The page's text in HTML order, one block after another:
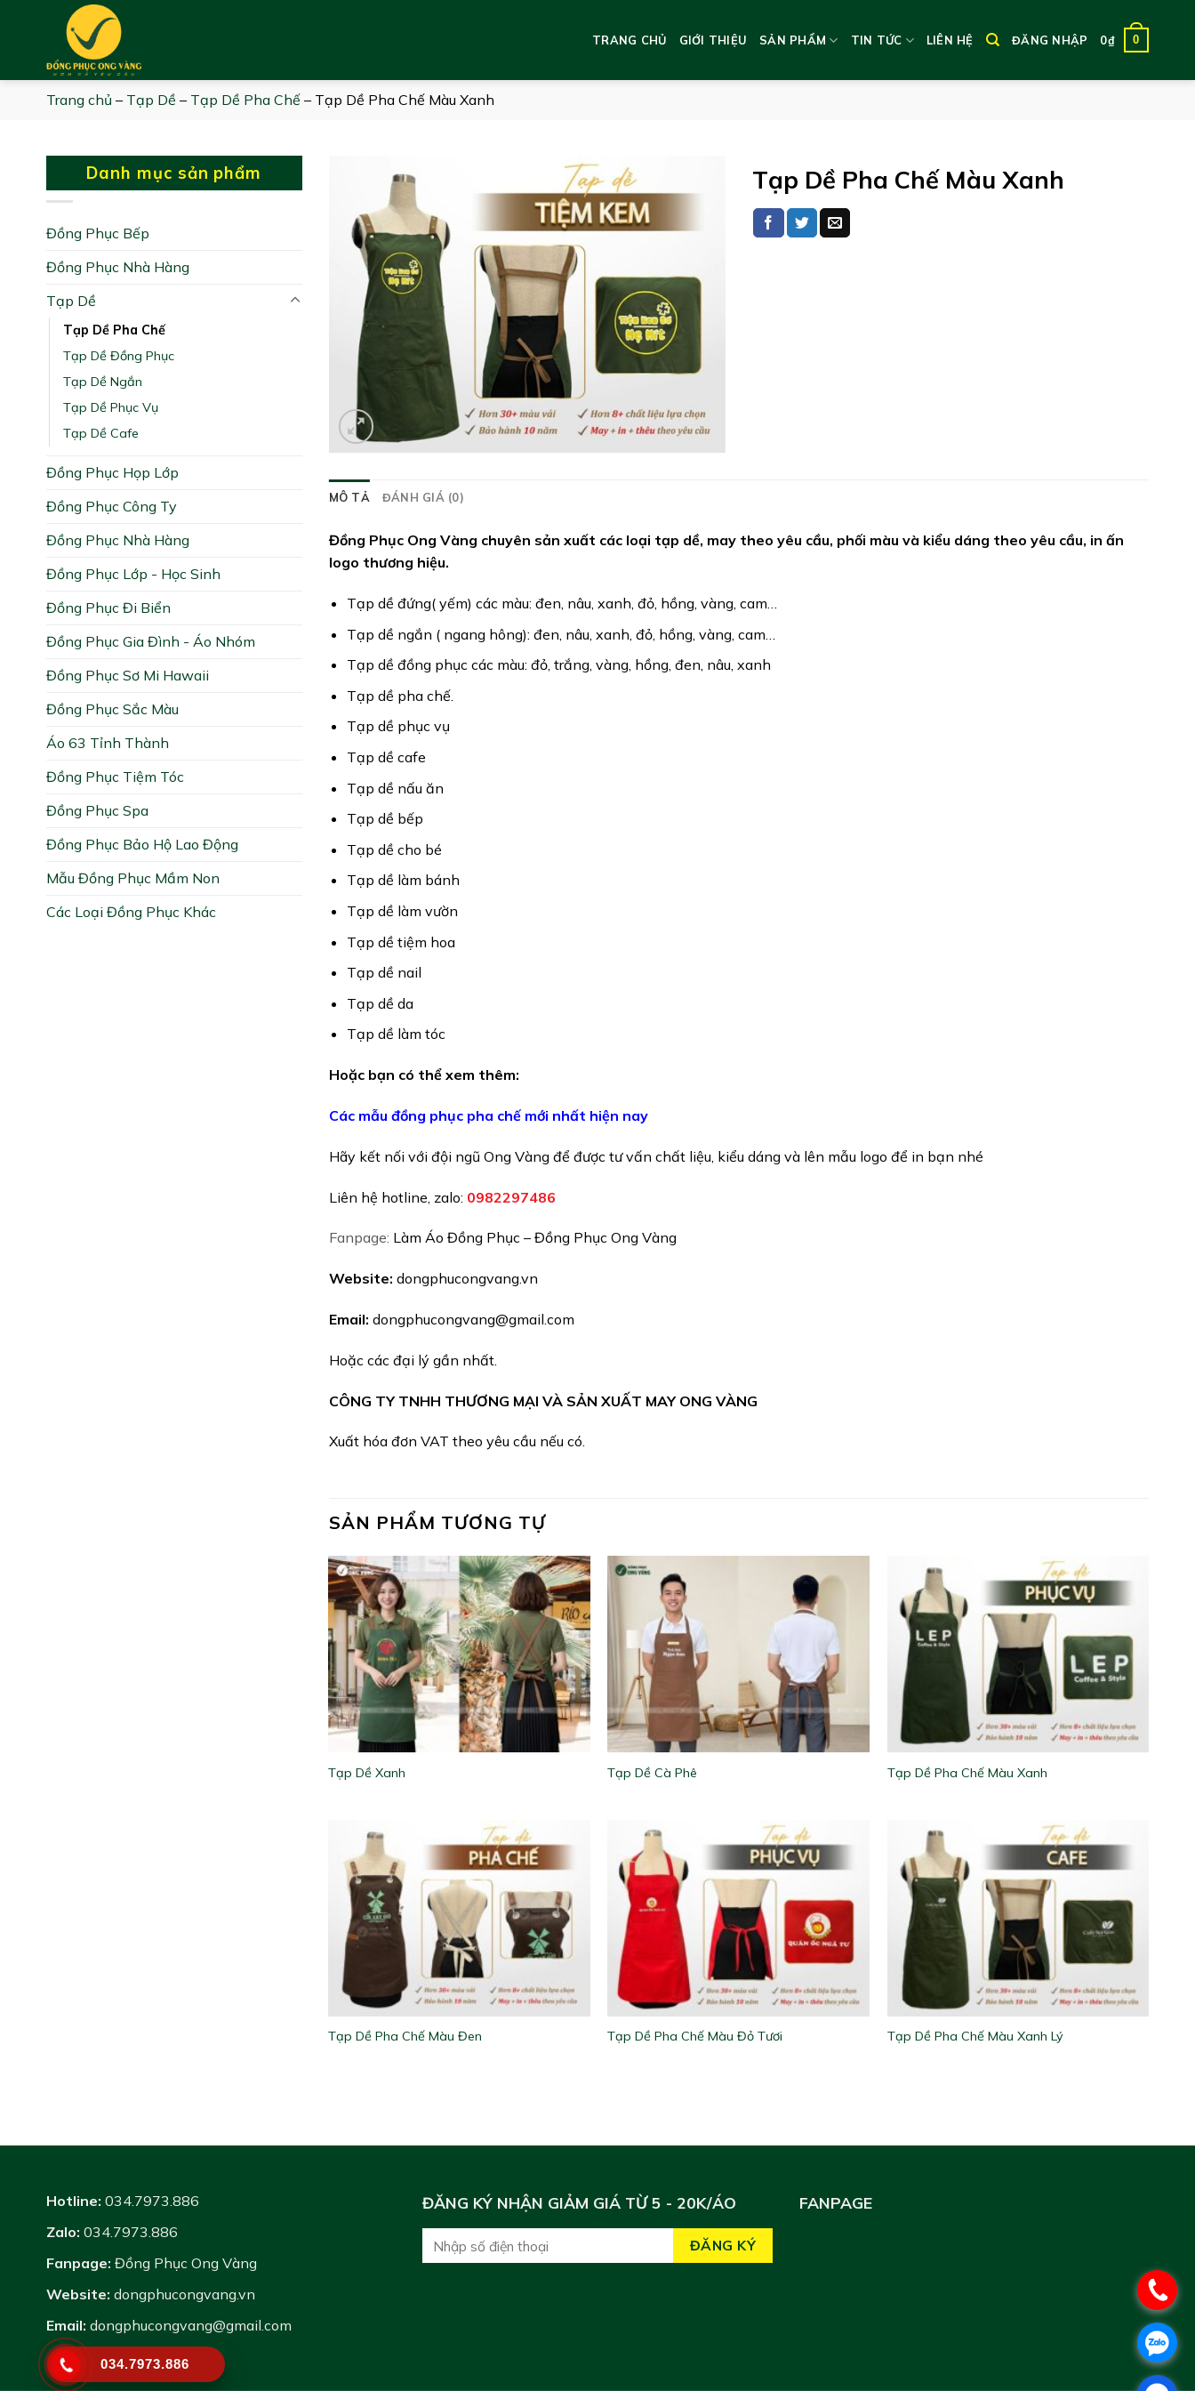
TRANG CHỦ GIỚI THIỆU SẢN PHẨM TIN TỨC LIÊN HỆ ĐĂNG NHẬP 0₫ 0
Trang chủ – Tạp Dề – Tạp Dề Pha Chế – Tạp Dề Pha Chế Màu Xanh
Danh mục sản phẩm
Đồng Phục Bếp
Đồng Phục Nhà Hàng
Tạp Dề
Tạp Dề Pha Chế
Tạp Dề Đồng Phục
Tạp Dề Ngắn
Tạp Dề Phục Vụ
Tạp Dề Cafe
Đồng Phục Họp Lớp
Đồng Phục Công Ty
Đồng Phục Nhà Hàng
Đồng Phục Lớp - Học Sinh
Đồng Phục Đi Biển
Đồng Phục Gia Đình - Áo Nhóm
Đồng Phục Sơ Mi Hawaii
Đồng Phục Sắc Màu
Áo 63 Tỉnh Thành
Đồng Phục Tiệm Tóc
Đồng Phục Spa
Đồng Phục Bảo Hộ Lao Động
Mẫu Đồng Phục Mầm Non
Các Loại Đồng Phục Khác
Tạp Dề Pha Chế Màu Xanh
MÔ TẢ ĐÁNH GIÁ (0)
Đồng Phục Ong Vàng chuyên sản xuất các loại tạp dề, may theo yêu cầu, phối màu và kiểu dáng theo yêu cầu, in ấn
logo thương hiệu.
Tạp dề đứng( yếm) các màu: đen, nâu, xanh, đỏ, hồng, vàng, cam…
Tạp dề ngắn ( ngang hông): đen, nâu, xanh, đỏ, hồng, vàng, cam…
Tạp dề đồng phục các màu: đỏ, trắng, vàng, hồng, đen, nâu, xanh
Tạp dề pha chế.
Tạp dề phục vụ
Tạp dề cafe
Tạp dề nấu ăn
Tạp dề bếp
Tạp dề cho bé
Tạp dề làm bánh
Tạp dề làm vườn
Tạp dề tiệm hoa
Tạp dề nail
Tạp dề da
Tạp dề làm tóc
Hoặc bạn có thể xem thêm:
Các mẫu đồng phục pha chế mới nhất hiện nay
Hãy kết nối với đội ngũ Ong Vàng để được tư vấn chất liệu, kiểu dáng và lên mẫu logo để in bạn nhé
Liên hệ hotline, zalo: 0982297486
Fanpage: Làm Áo Đồng Phục – Đồng Phục Ong Vàng
Website: dongphucongvang.vn
Email: dongphucongvang@gmail.com
Hoặc các đại lý gần nhất.
CÔNG TY TNHH THƯƠNG MẠI VÀ SẢN XUẤT MAY ONG VÀNG
Xuất hóa đơn VAT theo yêu cầu nếu có.
SẢN PHẨM TƯƠNG TỰ
Tạp Dề Xanh Tạp Dề Cà Phê Tạp Dề Pha Chế Màu Xanh
Tạp Dề Pha Chế Màu Đen Tạp Dề Pha Chế Màu Đỏ Tươi Tạp Dề Pha Chế Màu Xanh Lý
Hotline: 034.7973.886
Zalo: 034.7973.886
Fanpage: Đồng Phục Ong Vàng
Website: dongphucongvang.vn
Email: dongphucongvang@gmail.com
ĐĂNG KÝ NHẬN GIẢM GIÁ TỪ 5 - 20K/ÁO FANPAGE
034.7973.886